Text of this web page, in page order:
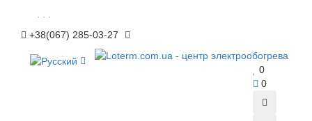
+38(067) 285-03-27
0
0